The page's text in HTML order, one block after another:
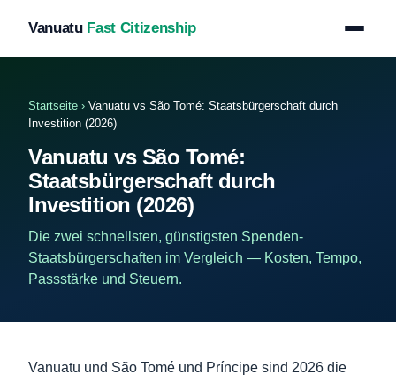
Vanuatu Fast Citizenship
Startseite › Vanuatu vs São Tomé: Staatsbürgerschaft durch
Investition (2026)
Vanuatu vs São Tomé:
Staatsbürgerschaft durch
Investition (2026)
Die zwei schnellsten, günstigsten Spenden-
Staatsbürgerschaften im Vergleich — Kosten, Tempo,
Passstärke und Steuern.
Vanuatu und São Tomé und Príncipe sind 2026 die